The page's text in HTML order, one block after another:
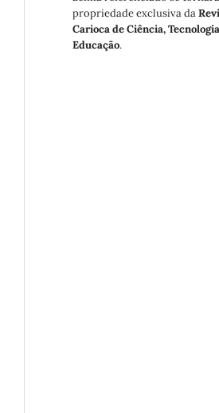
propriedade exclusiva da
Carioca de Ciência,
Educação.